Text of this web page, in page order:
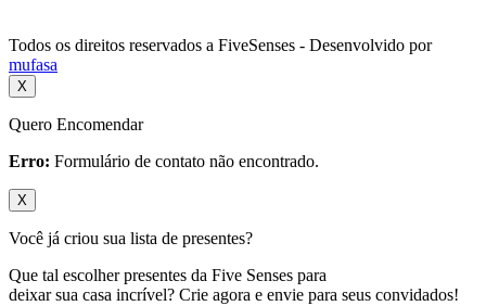
Todos os direitos reservados a FiveSenses - Desenvolvido por
mufasa
X
Quero Encomendar
Erro: Formulário de contato não encontrado.
X
Você já criou sua lista de presentes?
Que tal escolher presentes da Five Senses para
deixar sua casa incrível? Crie agora e envie para seus convidados!